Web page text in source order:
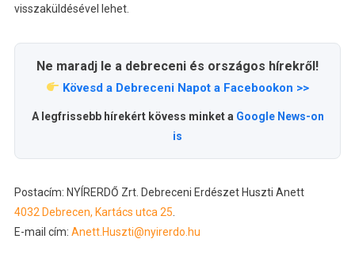
visszaküldésével lehet.
Ne maradj le a debreceni és országos hírekről!
Kövesd a Debreceni Napot a Facebookon >>
A legfrissebb hírekért kövess minket a Google News-on
is
Postacím: NYÍRERDŐ Zrt. Debreceni Erdészet Huszti Anett
4032 Debrecen, Kartács utca 25
E-mail cím: Anett.Huszti@nyirerdo.hu